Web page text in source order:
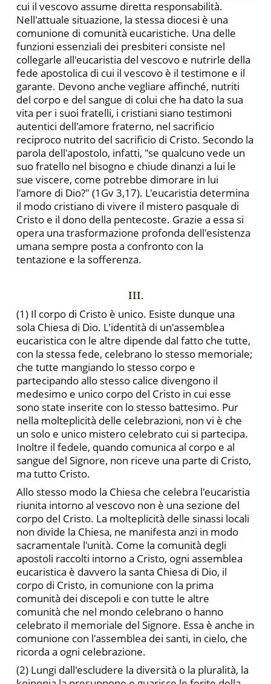
cui il vescovo assume diretta responsabilità.
Nell'attuale situa­zione, la stessa diocesi è una
comunione di comunità eucaristiche. Una delle
funzioni essenziali dei presbiteri consiste nel
collegarle all'eucaristia del vescovo e nutrirle della
fede apostolica di cui il vescovo è il testimone e il
garante. Devono anche vegliare affin­ché, nutriti
del corpo e del sangue di colui che ha dato la sua
vita per i suoi fratelli, i cristiani siano testimoni
autentici dell'amore fraterno, nel sacrificio
reciproco nutrito del sacrificio di Cristo. Secondo la
parola dell'apostolo, infatti, "se qualcuno vede un
suo fratello nel bisogno e chiude dinanzi a lui le
sue viscere, come po­trebbe dimorare in lui
l'amore di Dio?" (1Gv 3,17). L'eucaristia determina
il modo cristiano di vivere il mistero pasquale di
Cristo e il dono della pentecoste. Grazie a essa si
opera una trasforma­zione profonda dell'esistenza
umana sempre posta a confronto con la
tentazione e la sofferenza.
III.
(1) Il corpo di Cristo è unico. Esiste dunque una
sola Chiesa di Dio. L'identità di un'assemblea
eucaristica con le altre dipende dal fatto che tutte,
con la stessa fede, celebrano lo stesso memoriale;
che tutte mangiando lo stesso corpo e
partecipando allo stes­so calice divengono il
medesimo e unico corpo del Cristo in cui es­se
sono state inserite con lo stesso battesimo. Pur
nella molteplicità delle celebrazioni, non vi è che
un solo e unico miste­ro celebrato cui si partecipa.
Inoltre il fedele, quando comunica al corpo e al
sangue del Signore, non riceve una parte di Cristo,
ma tutto Cristo.
Allo stesso modo la Chiesa che celebra l'eucaristia
riunita intorno al vescovo non è una sezione del
corpo del Cristo. La mol­teplicità delle sinassi locali
non divide la Chiesa, ne manifesta an­zi in modo
sacramentale l'unità. Come la comunità degli
apostoli raccolti intorno a Cristo, ogni assemblea
eucaristica è davvero la santa Chiesa di Dio, il
corpo di Cristo, in comunione con la prima
comunità dei discepoli e con tutte le altre
comunità che nel mon­do celebrano o hanno
celebrato il memoriale del Signore. Essa è anche in
comunione con l'assemblea dei santi, in cielo, che
ricorda a ogni celebrazione.
(2) Lungi dall'escludere la diversità o la pluralità, la